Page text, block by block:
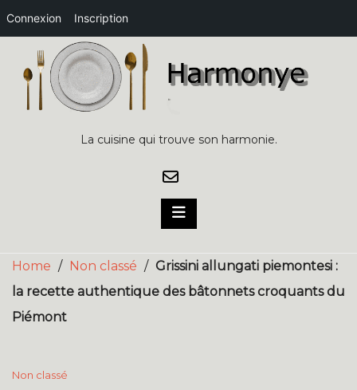
Connexion Inscription
content
La cuisine qui trouve son harmonie.
Home / Non classé / Grissini allungati piemontesi :
la recette authentique des bâtonnets croquants du
Piémont
Non classé